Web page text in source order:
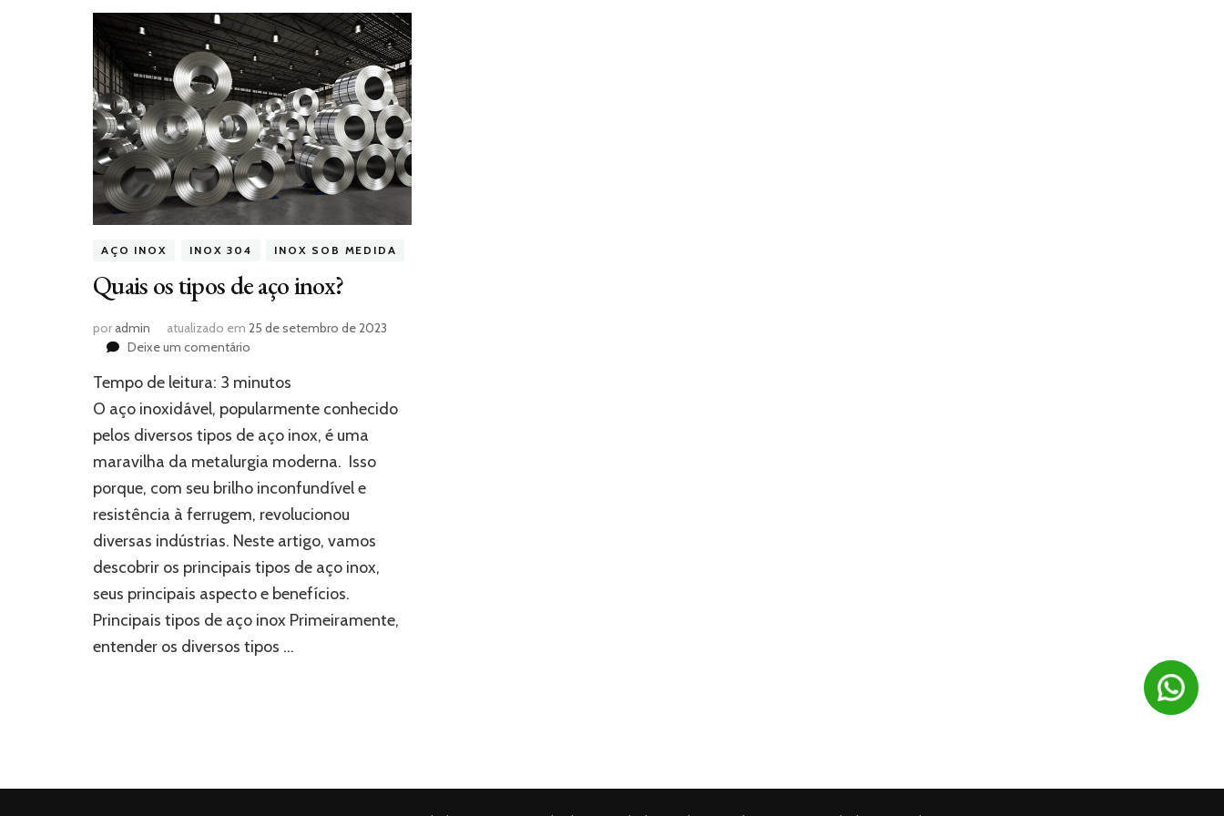
AÇO INOX INOX 304 INOX SOB MEDIDA
Quais os tipos de aço inox?
poradmin atualizado em 25 de setembro de 2023
Deixe um comentário
os
tipos
aço
inox?
Tempo de leitura: 3 minutos
O aço inoxidável, popularmente conhecido
pelos diversos tipos de aço inox, é uma
maravilha da metalurgia moderna. Isso
porque, com seu brilho inconfundível e
resistência à ferrugem, revolucionou
diversas indústrias. Neste artigo, vamos
descobrir os principais tipos de aço inox,
seus principais aspecto e benefícios.
Principais tipos de aço inox Primeiramente,
entender os diversos tipos …